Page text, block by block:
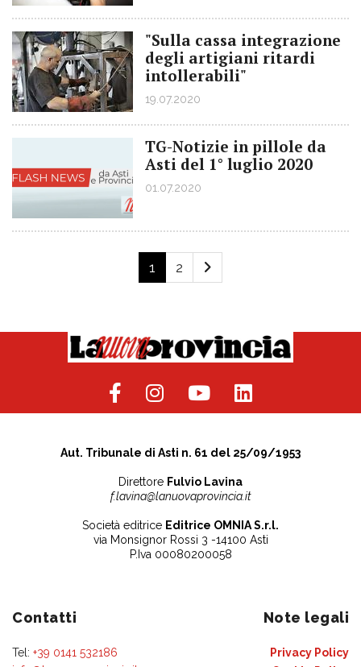
"Sulla cassa integrazione
degli artigiani ritardi
intollerabili"
19.07.2020
TG-Notizie in pillole da
Asti del 1° luglio 2020
01.07.2020
1 2
Aut. Tribunale di Asti n. 61 del 25/09/1953
Direttore Fulvio Lavina
f.lavina@lanuovaprovincia.it
Società editrice Editrice OMNIA S.r.l.
via Monsignor Rossi 3 -14100 Asti
P.Iva 00080200058
Contatti
Tel: +39 0141 532186
Note legali
Privacy Policy